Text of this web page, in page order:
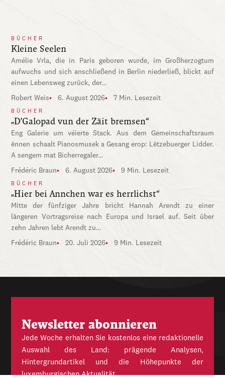
BÜCHER
Kleine Seelen
Amélie Vrla, die in Paris geboren wurde, im Großherzogtum
aufwuchs und sich anschließend in Berlin niederließ, blickt auf
einen Lebensweg zurück, der…
Robert Weis 6. August 2026 7 Min. Lesezeit
BÜCHER
„D’Galopad vun der Zäit bremsen“
Eng Galerie um véierte Stack. Aus dem Gemeinschaftsraum
ënnen schaalt Pianosmusek a Gesang erop: Lëtzebuerger Lidder.
A sengem mat Bicherregaler…
Frédéric Braun 6. August 2026 9 Min. Lesezeit
BÜCHER
„Hier bei Annchen war es herrlichst“
Mitte der fünfziger Jahre bricht Hannah Arendt zu einer
längeren Vortragsreise nach Europa und Israel auf. Seit über
zehn Jahren lebt Arendt zu…
Frédéric Braun 20. Juli 2026 9 Min. Lesezeit
Newsletter abonnieren
Jede Woche erhalten Sie kostenlos eine redaktionelle
Auswahl des Land: prägende Analysen,
Hintergrundartikel und die Höhepunkte der
luxemburgischen Aktualität.